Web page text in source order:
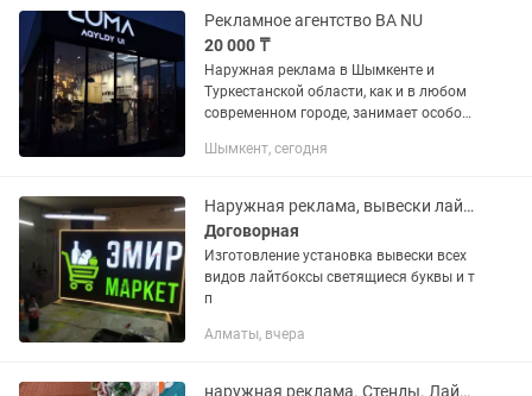
Рекламное агентство ВА NU
20 000 ₸
Наружная реклама в Шымкенте и
Туркестанской области, как и в любом
современном городе, занимает особое
эффективную комплексную рекламную
Шымкент, сегодня
Наружная реклама, вывески лайтбоксы, светящиеся буквы ,
Договорная
Изготовление установка вывески всех
видов лайтбоксы светящиеся буквы и т
п
Алматы, вчера
наружная реклама. Стенды. Лайтбоксы. Светящиеся буквы. Печать баннера